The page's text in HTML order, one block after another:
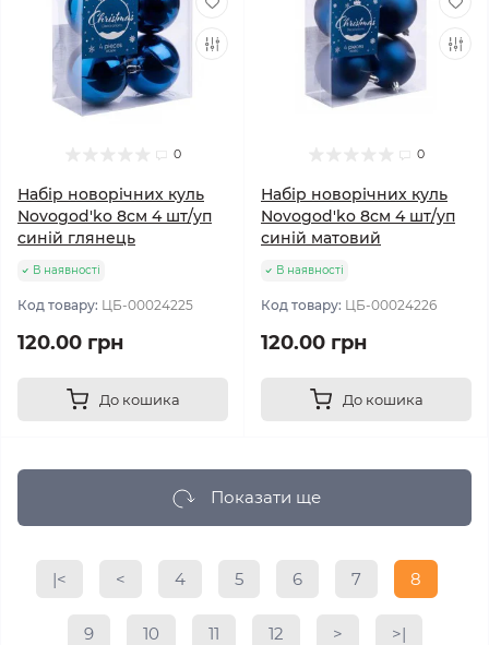
0
Набір новорічних куль
Novogod'ko 8см 4 шт/уп
синій глянець
В наявності
Код товару: ЦБ-00024225
120.00 грн
До кошика
0
Набір новорічних куль
Novogod'ko 8см 4 шт/уп
синій матовий
В наявності
Код товару: ЦБ-00024226
120.00 грн
До кошика
Показати ще
|< < 4 5 6 7 8
9 10 11 12 > >|